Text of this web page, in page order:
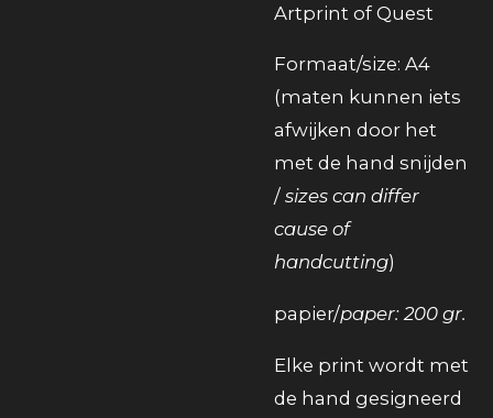
Artprint of Quest
Formaat/size: A4
(maten kunnen iets
afwijken door het
met de hand snijden
/ sizes can differ
cause of
handcutting)
papier/paper: 200 gr.
Elke print wordt met
de hand gesigneerd